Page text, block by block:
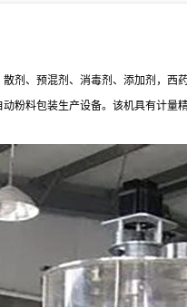
剂、预混剂、消毒剂、添加剂，
粉料包装生产设备。该机具有计